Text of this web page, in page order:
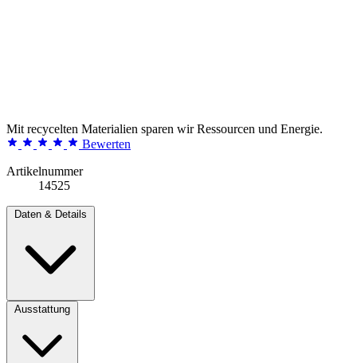
Mit recycelten Materialien sparen wir Ressourcen und Energie.
Bewerten
Artikelnummer
14525
Daten & Details
Ausstattung